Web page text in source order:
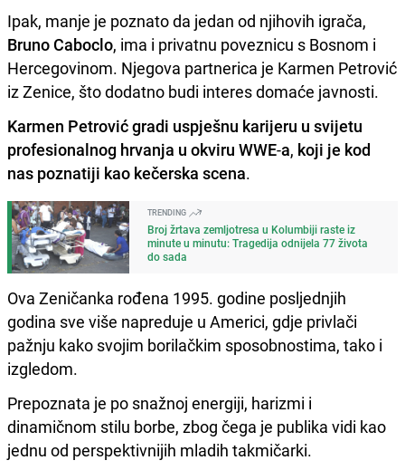
Ipak, manje je poznato da jedan od njihovih igrača,
Bruno Caboclo, ima i privatnu poveznicu s Bosnom i
Hercegovinom. Njegova partnerica je Karmen Petrović
iz Zenice, što dodatno budi interes domaće javnosti.
Karmen Petrovićgradi uspješnu karijeru u svijetu
profesionalnog hrvanja u okviru WWE-a, koji je kod
nas poznatiji kao kečerska scena.
TRENDING
Broj žrtava zemljotresa u Kolumbiji raste iz
minute u minutu: Tragedija odnijela 77 života
do sada
Ova Zeničanka rođena 1995. godine posljednjih
godina sve više napreduje u Americi, gdje privlači
pažnju kako svojim borilačkim sposobnostima, tako i
izgledom.
Prepoznata je po snažnoj energiji, harizmi i
dinamičnom stilu borbe, zbog čega je publika vidi kao
jednu od perspektivnijih mladih takmičarki.